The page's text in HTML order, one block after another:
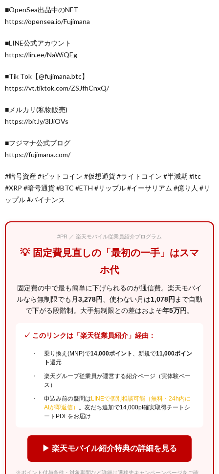
■OpenSea出品中のNFT
https://opensea.io/Fujimana
■LINE公式アカウント
https://lin.ee/NaWiQEg
■Tik Tok【@fujimana.btc】
https://vt.tiktok.com/ZSJfhCnxQ/
■メルカリ(私物販売)
https://bit.ly/3lJiOVs
■フジマナ公式ブログ
https://fujimana.com/
#暗号資産 #ビットコイン #仮想通貨 #ライトコイン #半減期 #ltc
#XRP #暗号通貨 #BTC #ETH #リップル #イーサリアム #億り人 #リ
ップル #バイナンス
#PR ／ 楽天モバイル従業員紹介プログラム
💡 固定費見直しの「最初の一手」はスマ
ホ代
固定費の中で最も簡単に下げられるのが通信費。楽天モバイ
ルなら無制限でも月3,278円、使わない月は1,078円 まで自動
で下がる段階制。大手無制限との差はおよそ年5万円。
✓ このリンクは「楽天従業員紹介」経由：
乗り換え(MNP)で14,000ポイント 、新規で11,000ポイン
ト還元
楽天グループ従業員が運営する紹介ページ（実体験ベー
ス）
申込み前の疑問は LINEで個別相談可能（無料・24h内に
AIが即返信） 。友だち追加で14,000pt確実取得チートシ
ートPDFをお届け
▶ 楽天モバイル紹介特典の詳細を見る
※ポイント付与条件・対象期間など詳細は遷移先キャンペーンページをご確